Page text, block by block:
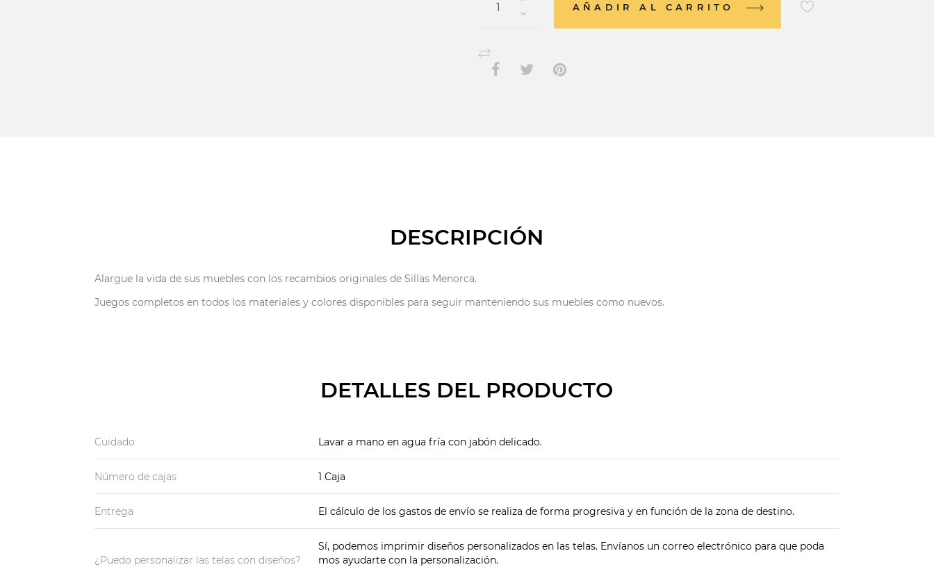
AÑADIR AL CARRITO
DESCRIPCIÓN
Alargue la vida de sus muebles con los recambios originales de Sillas Menorca.
Juegos completos en todos los materiales y colores disponibles para seguir manteniendo sus muebles como nuevos.
DETALLES DEL PRODUCTO
Cuidado Lavar a mano en agua fría con jabón delicado.
Número de cajas 1 Caja
Entrega El cálculo de los gastos de envío se realiza de forma progresiva y en función de la zona de destino.
¿Puedo personalizar las telas con diseños?
Sí, podemos imprimir diseños personalizados en las telas. Envíanos un correo electrónico para que poda
mos ayudarte con la personalización.